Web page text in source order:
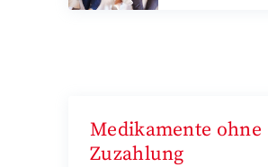
Medikamente ohne
Zuzahlung